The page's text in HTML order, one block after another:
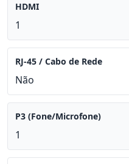
HDMI
1
RJ-45 / Cabo de Rede
Não
P3 (Fone/Microfone)
1